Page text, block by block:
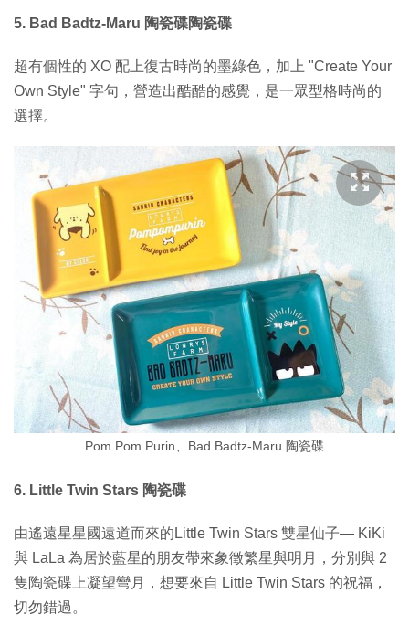
5. Bad Badtz-Maru 陶瓷碟陶瓷碟
超有個性的 XO 配上復古時尚的墨綠色，加上 "Create Your
Own Style" 字句，營造出酷酷的感覺，是一眾型格時尚的
選擇。
Pom Pom Purin、Bad Badtz-Maru 陶瓷碟
6. Little Twin Stars 陶瓷碟
由遙遠星星國遠道而來的Little Twin Stars 雙星仙子— KiKi
與 LaLa 為居於藍星的朋友帶來象徵繁星與明月，分別與 2
隻陶瓷碟上凝望彎月，想要來自 Little Twin Stars 的祝福，
切勿錯過。